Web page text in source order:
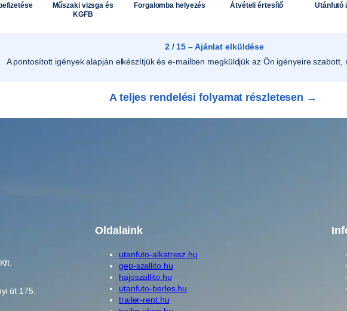
Műszaki vizsga és
KGFB
Forgalomba helyezés Átvételi értesítő Utánfutó
2 / 15 – Ajánlat elküldése
A pontosított igények alapján elkészítjük és e-mailben megküldjük az Ön igényeire szabott,
A teljes rendelési folyamat részletesen →
út 175.
Oldalaink
utanfuto-alkatresz.hu
gep-szallito.hu
hajoszallito.hu
utanfuto-berles.hu
trailer-rent.hu